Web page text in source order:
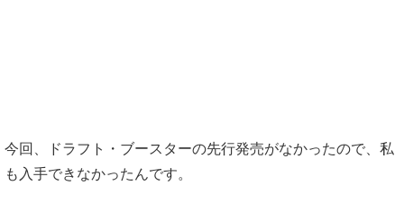
今回、ドラフト・ブースターの先行発売がなかったので、私
も入手できなかったんです。